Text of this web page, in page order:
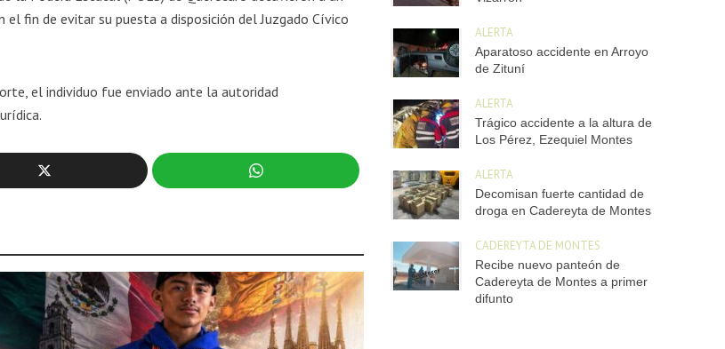
fin de evitar su puesta a disposición del Juzgado Cívico
el individuo fue enviado ante la autoridad
ALERTA
Aparatoso accidente en Arroyo
de Zituní
ALERTA
Trágico accidente a la altura de
Los Pérez, Ezequiel Montes
ALERTA
Decomisan fuerte cantidad de
droga en Cadereyta de Montes
CADEREYTA DE MONTES
Recibe nuevo panteón de
Cadereyta de Montes a primer
difunto